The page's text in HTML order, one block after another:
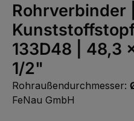
Rohrverbinder |
133D48 | 48,3
1/2"
Rohraußendurchmesser:
FeNau GmbH